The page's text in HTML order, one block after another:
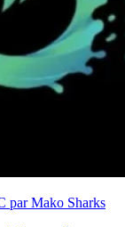
par Mako Sharks